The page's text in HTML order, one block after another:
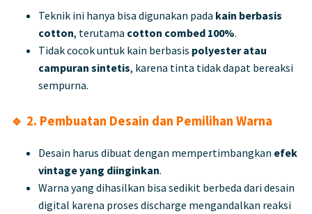
Teknik ini hanya bisa digunakan pada kain berbasis
cotton, terutama cotton combed 100%.
Tidak cocok untuk kain berbasis polyester atau
campuran sintetis, karena tinta tidak dapat bereaksi
sempurna.
🔹 2. Pembuatan Desain dan Pemilihan Warna
Desain harus dibuat dengan mempertimbangkan efek
vintage yang diinginkan.
Warna yang dihasilkan bisa sedikit berbeda dari desain
digital karena proses discharge mengandalkan reaksi